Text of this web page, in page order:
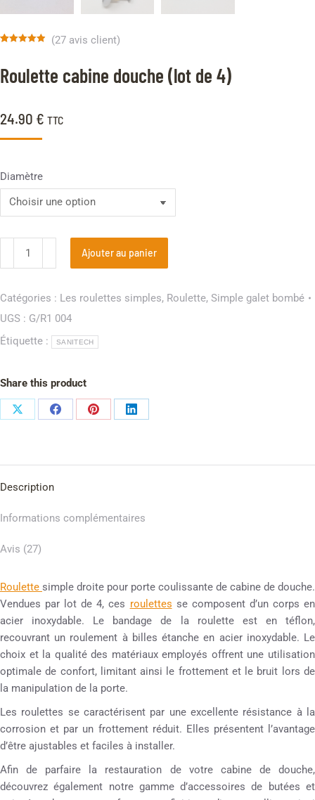
Roulette cabine douche (lot de 4)
24.90 € TTC
sur
notations
(27avis client)
Diamètre
Ajouter au panier
Catégories : Les roulettes simples, Roulette, Simple galet bombé
UGS : G/R1 004
Étiquette :
SANITECH
Share this product
Description
Informations complémentaires
Avis (27)
Roulette simple droite pour porte coulissante de cabine de douche.
Vendues par lot de 4, ces roulettes se composent d’un corps en
acier inoxydable. Le bandage de la roulette est en téflon,
recouvrant un roulement à billes étanche en acier inoxydable. Le
choix et la qualité des matériaux employés offrent une utilisation
optimale de confort, limitant ainsi le frottement et le bruit lors de
la manipulation de la porte.
Les roulettes se caractérisent par une excellente résistance à la
corrosion et par un frottement réduit. Elles présentent l’avantage
d’être ajustables et faciles à installer.
Afin de parfaire la restauration de votre cabine de douche,
découvrez également notre gamme d’accessoires de butées et